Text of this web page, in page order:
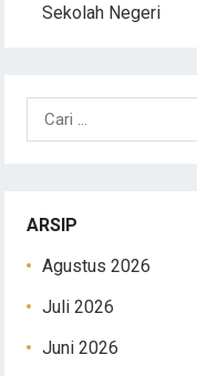
Sekolah Negeri
Cari
untuk:
ARSIP
Agustus 2026
Juli 2026
Juni 2026